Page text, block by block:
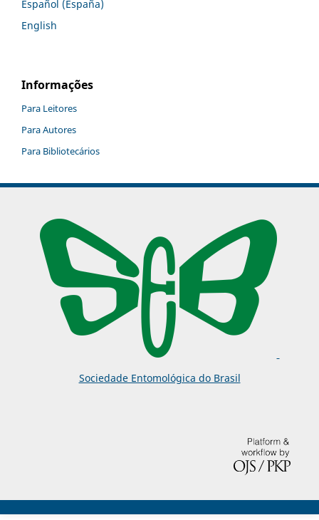
Español (España)
English
Informações
Para Leitores
Para Autores
Para Bibliotecários
Sociedade Entomológica do Brasil